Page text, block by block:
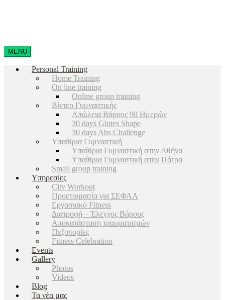
MENU
Personal Training
Home Training
On line training
Online group training
Βίντεο Γυμναστικής
Απώλεια Βάρους 90 Ημερών
30 days Glutes Shape
30 days Abs Challenge
Υπαίθρια Γυμναστική
Υπαίθρια Γυμναστική στην Αθήνα
Υπαίθρια Γυμναστική στην Πάτρα
Small group training
Υπηρεσίες
City Workout
Προετοιμασία για ΣΕΦΑΑ
Εργασιακό Fitness
Διατροφή – Έλεγχος Βάρους
Αποκατάσταση τραυματισμών
Πεζοπορίες
Fitness Celebration
Events
Gallery
Photos
Videos
Blog
Τα νέα μας